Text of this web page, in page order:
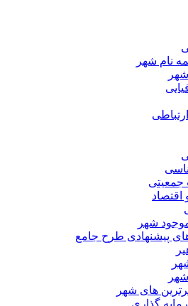
نام شهر
شهر
پیشنهادی طرح جامع
های شهر